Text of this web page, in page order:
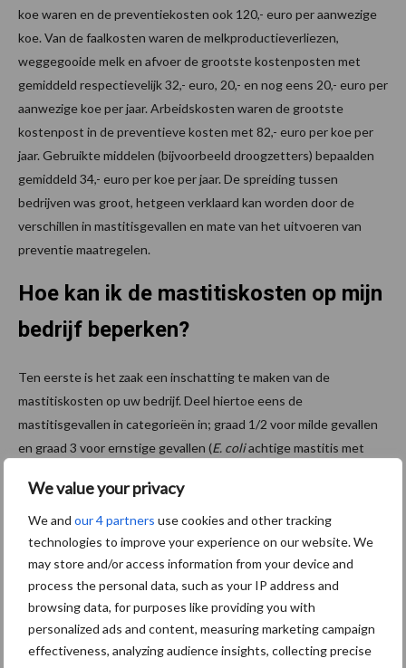
We value your privacy
We and our 4 partners use cookies and other tracking
technologies to improve your experience on our website. We
may store and/or access information from your device and
process the personal data, such as your IP address and
browsing data, for purposes like providing you with
personalized ads and content, measuring marketing campaign
effectiveness, analyzing audience insights, collecting precise
koe waren en de preventiekosten ook 120,- euro per aanwezige
koe. Van de faalkosten waren de melkproductieverliezen,
weggegooide melk en afvoer de grootste kostenposten met
gemiddeld respectievelijk 32,- euro, 20,- en nog eens 20,- euro per
aanwezige koe per jaar. Arbeidskosten waren de grootste
kostenpost in de preventieve kosten met 82,- euro per koe per
jaar. Gebruikte middelen (bijvoorbeeld droogzetters) bepaalden
gemiddeld 34,- euro per koe per jaar. De spreiding tussen
bedrijven was groot, hetgeen verklaard kan worden door de
verschillen in mastitisgevallen en mate van het uitvoeren van
preventie maatregelen.
Hoe kan ik de mastitiskosten op mijn
bedrijf beperken?
Ten eerste is het zaak een inschatting te maken van de
mastitiskosten op uw bedrijf. Deel hiertoe eens de
mastitisgevallen in categorieën in; graad 1/2 voor milde gevallen
en graad 3 voor ernstige gevallen (E. coliachtige mastitis met
bedragen die hier aan gehangen kunnen worden zijn per bedrijf
verschillend maar ongeveer (200)-500 euro voor een graad (1/2)-3
mastitis en 1000,- euro voor afvoer koe levend. De kosten voor
de afvoer van een dode koe door mastitis kunnen worden
ingeschat door de kosten van de opfok van een nieuwe vaars te
bepalen. Deze worden in het fosfaat tijdperk geschat op
minstens 1800,- euro maar kunnen zelfs oplopen tot 2350,- euro.
Hierbij moeten de behandelkosten en tijd nog worden